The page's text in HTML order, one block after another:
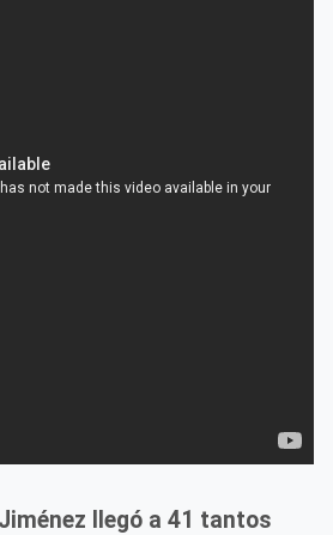
llegó a 41 tantos